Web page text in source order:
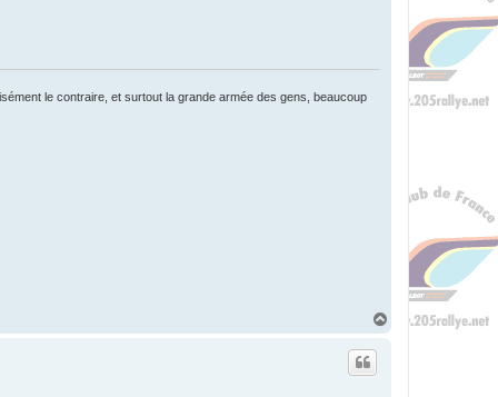
le contraire, et surtout la grande armée des gens, beaucoup